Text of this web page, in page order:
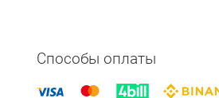
Способы оплаты